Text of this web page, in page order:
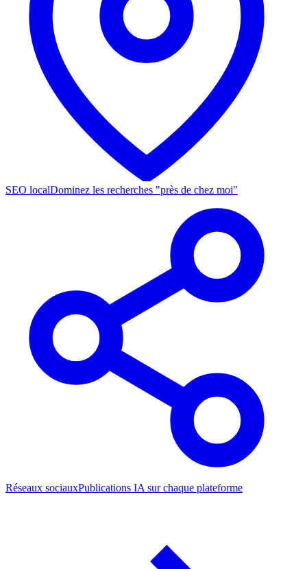
SEO localDominez les recherches "près de chez moi"
Réseaux sociauxPublications IA sur chaque plateforme